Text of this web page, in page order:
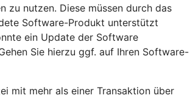
zu nutzen. Diese müssen durch das
Software-Produkt unterstützt
ein Update der Software
Sie hierzu ggf. auf Ihren Software-
mit mehr als einer Transaktion über